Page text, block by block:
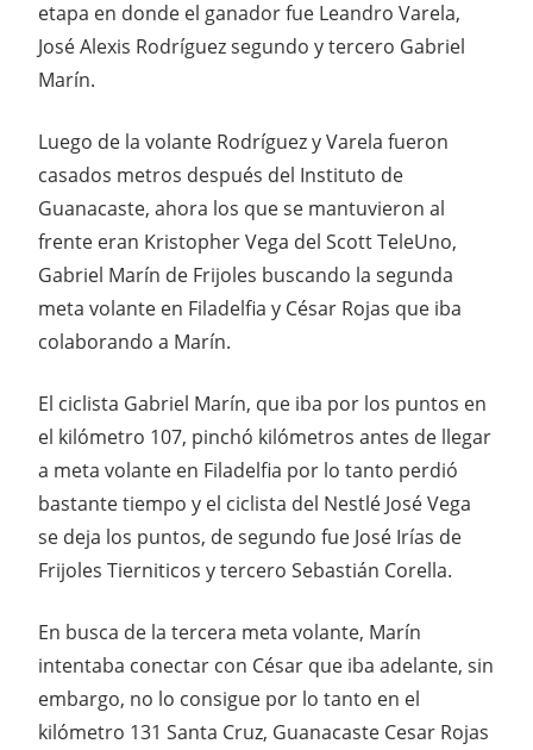
etapa en donde el ganador fue Leandro Varela,
José Alexis Rodríguez segundo y tercero Gabriel
Marín.
Luego de la volante Rodríguez y Varela fueron
casados metros después del Instituto de
Guanacaste, ahora los que se mantuvieron al
frente eran Kristopher Vega del Scott TeleUno,
Gabriel Marín de Frijoles buscando la segunda
meta volante en Filadelfia y César Rojas que iba
colaborando a Marín.
El ciclista Gabriel Marín, que iba por los puntos en
el kilómetro 107, pinchó kilómetros antes de llegar
a meta volante en Filadelfia por lo tanto perdió
bastante tiempo y el ciclista del Nestlé José Vega
se deja los puntos, de segundo fue José Irías de
Frijoles Tierniticos y tercero Sebastián Corella.
En busca de la tercera meta volante, Marín
intentaba conectar con César que iba adelante, sin
embargo, no lo consigue por lo tanto en el
kilómetro 131 Santa Cruz, Guanacaste Cesar Rojas